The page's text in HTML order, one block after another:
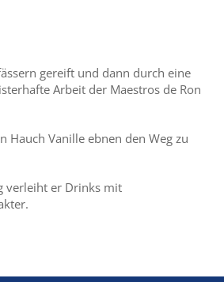
gereift und dann durch eine
Arbeit der Maestros de Ron
Hauch Vanille ebnen den Weg zu
verleiht er Drinks mit